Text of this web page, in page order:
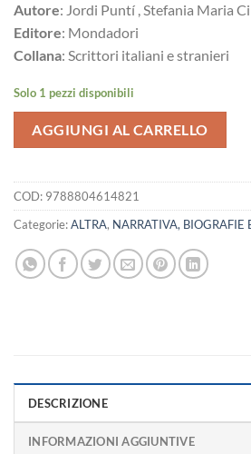
Autore: Jordi Puntí , Stefania Maria
Editore: Mondadori
Collana: Scrittori italiani e stranieri
Solo 1 pezzi disponibili
AGGIUNGI AL CARRELLO
COD: 9788804614821
Categorie:ALTRA, NARRATIVA, BIOGRAFIE
DESCRIZIONE
INFORMAZIONI AGGIUNTIVE